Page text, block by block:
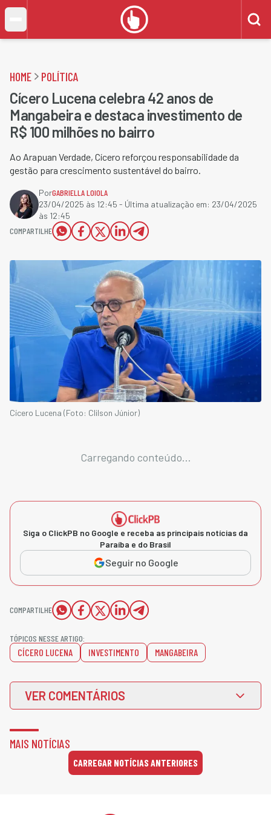
HOME POLÍTICA
Cícero Lucena celebra 42 anos de
Mangabeira e destaca investimento de
R$ 100 milhões no bairro
Ao Arapuan Verdade, Cícero reforçou responsabilidade da
gestão para crescimento sustentável do bairro.
PorGABRIELLA LOIOLA
23/04/2025 às 12:45 - Última atualização em: 23/04/2025
às 12:45
COMPARTILHE
Cícero Lucena (Foto: Clilson Júnior)
Carregando conteúdo...
Siga o ClickPB no Google e receba as principais notícias da
Paraíba e do Brasil
Seguir no Google
COMPARTILHE
TÓPICOS NESSE ARTIGO:
CÍCERO LUCENA INVESTIMENTO MANGABEIRA
VER COMENTÁRIOS
MAIS NOTÍCIAS
CARREGAR NOTÍCIAS ANTERIORES